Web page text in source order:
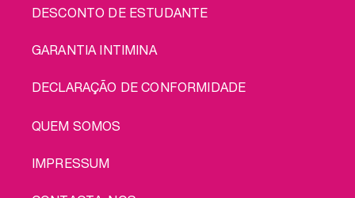
DESCONTO DE ESTUDANTE
GARANTIA INTIMINA
DECLARAÇÃO DE CONFORMIDADE
LEGAL
QUEM SOMOS
IMPRESSUM